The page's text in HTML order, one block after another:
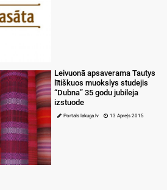
Leivuonā apsaverama Tautys
lītiškuos muokslys studejis
“Dubna” 35 godu jubileja
izstuode
Portals lakuga.lv 13 Apreļs 2015